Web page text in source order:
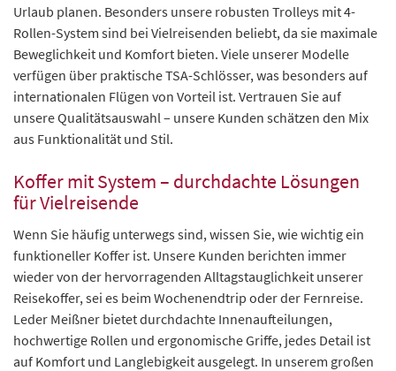
Urlaub planen. Besonders unsere robusten Trolleys mit 4-
Rollen-System sind bei Vielreisenden beliebt, da sie maximale
Beweglichkeit und Komfort bieten. Viele unserer Modelle
verfügen über praktische TSA-Schlösser, was besonders auf
internationalen Flügen von Vorteil ist. Vertrauen Sie auf
unsere Qualitätsauswahl – unsere Kunden schätzen den Mix
aus Funktionalität und Stil.
Koffer mit System – durchdachte Lösungen
für Vielreisende
Wenn Sie häufig unterwegs sind, wissen Sie, wie wichtig ein
funktioneller Koffer ist. Unsere Kunden berichten immer
wieder von der hervorragenden Alltagstauglichkeit unserer
Reisekoffer, sei es beim Wochenendtrip oder der Fernreise.
Leder Meißner bietet durchdachte Innenaufteilungen,
hochwertige Rollen und ergonomische Griffe, jedes Detail ist
auf Komfort und Langlebigkeit ausgelegt. In unserem großen